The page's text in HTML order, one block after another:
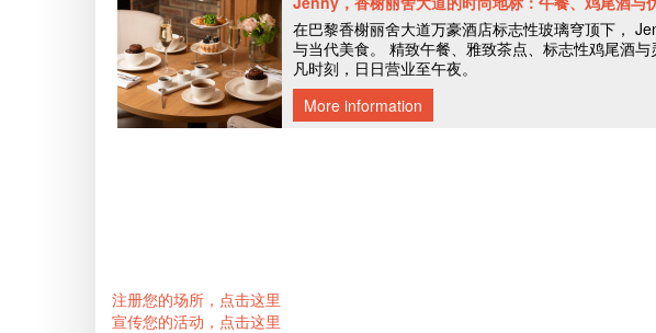
注册您的场所，点击这里
宣传您的活动，点击这里